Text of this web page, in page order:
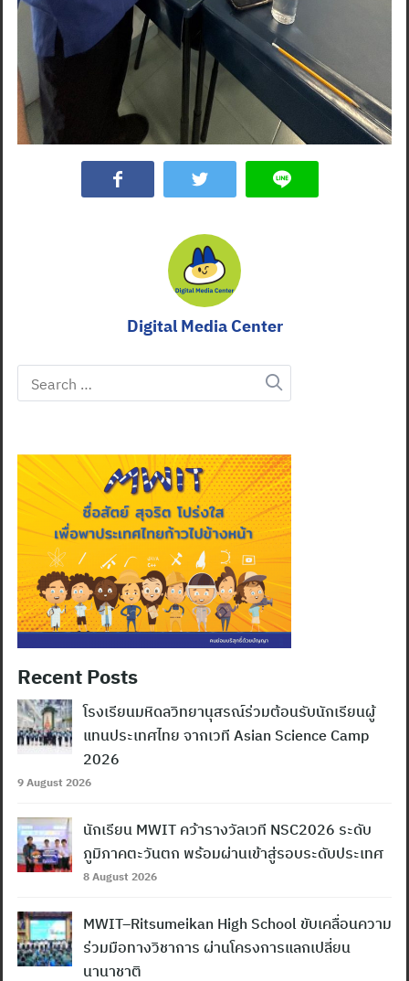
Digital Media Center
Search
for:
Recent Posts
โรงเรียนมหิดลวิทยานุสรณ์ร่วมต้อนรับนักเรียนผู้
แทนประเทศไทย จากเวที Asian Science Camp
2026
9 August 2026
นักเรียน MWIT คว้ารางวัลเวที NSC2026 ระดับ
ภูมิภาคตะวันตก พร้อมผ่านเข้าสู่รอบระดับประเทศ
8 August 2026
MWIT–Ritsumeikan High School ขับเคลื่อนความ
ร่วมมือทางวิชาการ ผ่านโครงการแลกเปลี่ยน
นานาชาติ